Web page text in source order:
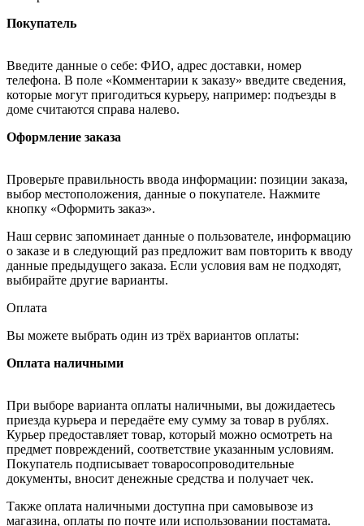
Покупатель
Введите данные о себе: ФИО, адрес доставки, номер
телефона. В поле «Комментарии к заказу» введите сведения,
которые могут пригодиться курьеру, например: подъезды в
доме считаются справа налево.
Оформление заказа
Проверьте правильность ввода информации: позиции заказа,
выбор местоположения, данные о покупателе. Нажмите
кнопку «Оформить заказ».
Наш сервис запоминает данные о пользователе, информацию
о заказе и в следующий раз предложит вам повторить к вводу
данные предыдущего заказа. Если условия вам не подходят,
выбирайте другие варианты.
Оплата
Вы можете выбрать один из трёх вариантов оплаты:
Оплата наличными
При выборе варианта оплаты наличными, вы дожидаетесь
приезда курьера и передаёте ему сумму за товар в рублях.
Курьер предоставляет товар, который можно осмотреть на
предмет повреждений, соответствие указанным условиям.
Покупатель подписывает товаросопроводительные
документы, вносит денежные средства и получает чек.
Также оплата наличными доступна при самовывозе из
магазина, оплаты по почте или использовании постамата.